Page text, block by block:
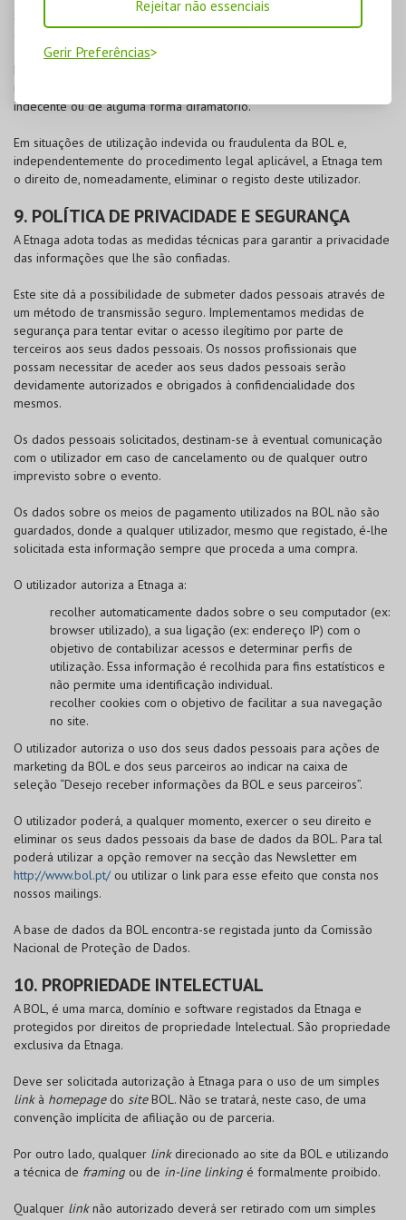
Rejeitar não essenciais
Gerir Preferências
se opor à difusão desta informação para a Opiniões Verificadas
através do endereço:info@opinioes-verificadas.com
Esta plataforma não deverá ser utilizada para a troca de vírus
informáticos, mailings em massa, material ilegal, ofensivo, abusivo,
indecente ou de alguma forma difamatório.
Em situações de utilização indevida ou fraudulenta da BOLe,
independentemente do procedimento legal aplicável, a Etnaga tem
o direito de, nomeadamente, eliminar o registo deste utilizador.
9. POLÍTICA DE PRIVACIDADE E SEGURANÇA
A Etnaga adota todas as medidas técnicas para garantir a privacidade
das informações que lhe são confiadas.
Este site dá a possibilidade de submeter dados pessoais através de
um método de transmissão seguro. Implementamos medidas de
segurança para tentar evitar o acesso ilegítimo por parte de
terceiros aos seus dados pessoais. Os nossos profissionais que
possam necessitar de aceder aos seus dados pessoais serão
devidamente autorizados e obrigados à confidencialidade dos
mesmos.
Os dados pessoais solicitados, destinam-se à eventual comunicação
com o utilizador em caso de cancelamento ou de qualquer outro
imprevisto sobre o evento.
Os dados sobre os meios de pagamento utilizados na BOLnão são
guardados, donde a qualquer utilizador, mesmo que registado, é-lhe
solicitada esta informação sempre que proceda a uma compra.
O utilizador autoriza a Etnaga a:
recolher automaticamente dados sobre o seu computador (ex:
browser utilizado), a sua ligação (ex: endereço IP) com o
objetivo de contabilizar acessos e determinar perfis de
utilização. Essa informação é recolhida para fins estatísticos e
não permite uma identificação individual.
recolher cookies com o objetivo de facilitar a sua navegação
no site.
O utilizador autoriza o uso dos seus dados pessoais para ações de
marketing da BOLe dos seus parceiros ao indicar na caixa de
seleção “Desejo receber informações da BOLe seus parceiros”.
O utilizador poderá, a qualquer momento, exercer o seu direito e
eliminar os seus dados pessoais da base de dados da BOL. Para tal
poderá utilizar a opção remover na secção das Newsletter em
http://www.bol.pt/ou utilizar o link para esse efeito que consta nos
nossos mailings.
A base de dados da BOLencontra-se registada junto da Comissão
Nacional de Proteção de Dados.
10. PROPRIEDADE INTELECTUAL
ABOL, é uma marca, domínio e software registados da Etnaga e
protegidos por direitos de propriedade Intelectual. São propriedade
exclusiva da Etnaga.
Deve ser solicitada autorização à Etnaga para o uso de um simples
linkà homepagedo site BOL. Não se tratará, neste caso, de uma
convenção implícita de afiliação ou de parceria.
Por outro lado, qualquer linkdirecionado ao site da BOLe utilizando
a técnica de framing ou de in-line linking é formalmente proibido.
Qualquer linknão autorizado deverá ser retirado com um simples